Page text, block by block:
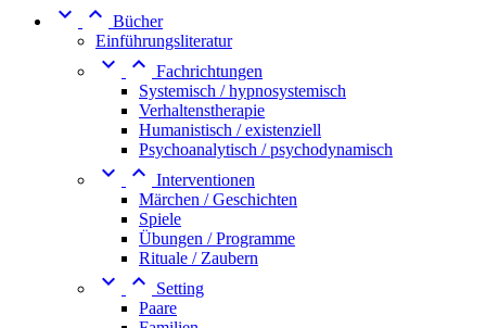
  Bücher
Einführungsliteratur
  Fachrichtungen
Systemisch / hypnosystemisch
Verhaltenstherapie
Humanistisch / existenziell
Psychoanalytisch / psychodynamisch
  Interventionen
Märchen / Geschichten
Spiele
Übungen / Programme
Rituale / Zaubern
 
Setting
Paare